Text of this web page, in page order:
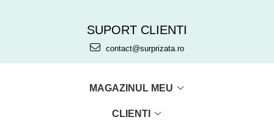
SUPORT CLIENTI
contact@surprizata.ro
MAGAZINUL MEU
CLIENTI